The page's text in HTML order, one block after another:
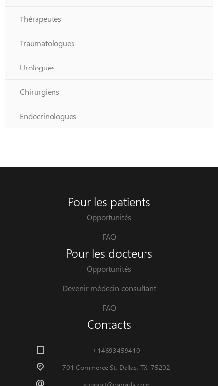
Thérapeutes
Traumatologues
Urologues
Chirurgiens
Endocrinologues
Pour les patients
Opportunités
FAQ
Pour les docteurs
Opportunités
Devenir médecin consultant
FAQ
Contacts
+14693459410
701 Commerce St, Dallas, TX, 75202